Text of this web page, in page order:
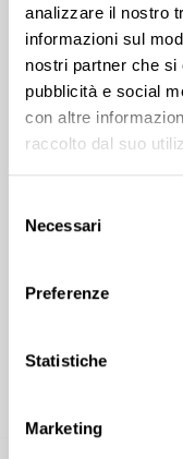
analizzare il nostro
informazioni sul
nostri partner che si
pubblicità e social
con altre
raccolto dal suo
delNecessari
Preferenze
Statistiche
Marketing
Davide
1LEZIONE
Materie
Latino, Prima